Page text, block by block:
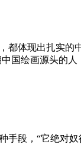
都体现出扎实的
国绘画源头的
手段，“它绝对